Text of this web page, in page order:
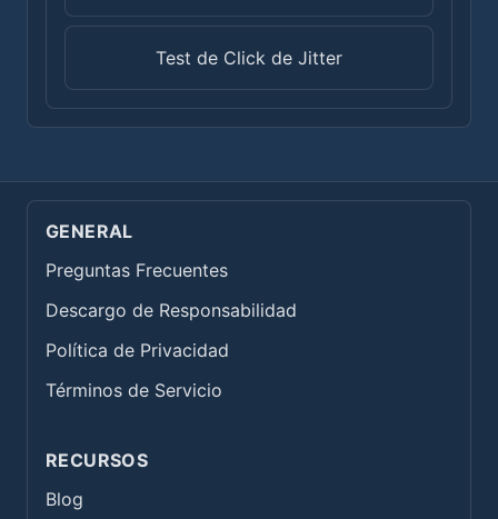
Test de Click de Jitter
GENERAL
Preguntas Frecuentes
Descargo de Responsabilidad
Política de Privacidad
Términos de Servicio
RECURSOS
Blog